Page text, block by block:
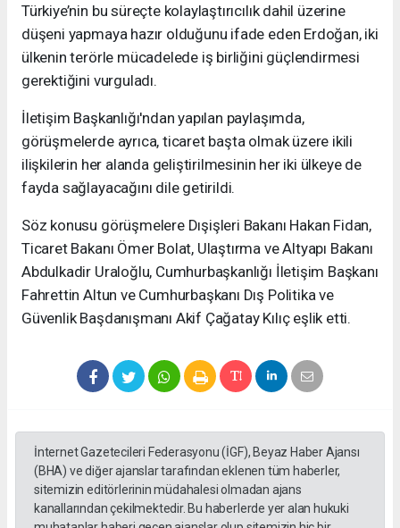
Türkiye’nin bu süreçte kolaylaştırıcılık dahil üzerine
düşeni yapmaya hazır olduğunu ifade eden Erdoğan, iki
ülkenin terörle mücadelede iş birliğini güçlendirmesi
gerektiğini vurguladı.
İletişim Başkanlığı'ndan yapılan paylaşımda,
görüşmelerde ayrıca, ticaret başta olmak üzere ikili
ilişkilerin her alanda geliştirilmesinin her iki ülkeye de
fayda sağlayacağını dile getirildi.
Söz konusu görüşmelere Dışişleri Bakanı Hakan Fidan,
Ticaret Bakanı Ömer Bolat, Ulaştırma ve Altyapı Bakanı
Abdulkadir Uraloğlu, Cumhurbaşkanlığı İletişim Başkanı
Fahrettin Altun ve Cumhurbaşkanı Dış Politika ve
Güvenlik Başdanışmanı Akif Çağatay Kılıç eşlik etti.
İnternet Gazetecileri Federasyonu (İGF), Beyaz Haber Ajansı
(BHA) ve diğer ajanslar tarafından eklenen tüm haberler,
sitemizin editörlerinin müdahalesi olmadan ajans
kanallarından çekilmektedir. Bu haberlerde yer alan hukuki